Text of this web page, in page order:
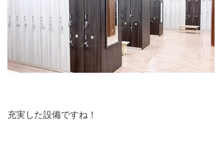
充実した設備ですね！